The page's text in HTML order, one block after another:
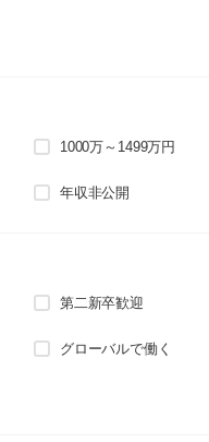
1000万～1499万円
年収非公開
第二新卒歓迎
グローバルで働く